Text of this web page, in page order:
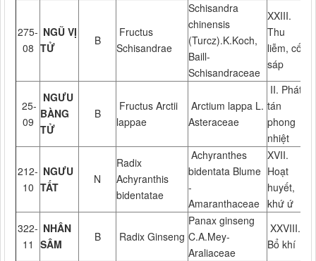
275-
08
NGŨ VỊ
TỬ
B
Fructus
Schisandrae
Schisandra
chinensis
(Turcz).K.Koch,
Baill-
Schisandraceae
XXIII.
Thu
liễm, cố
sáp
25-
09
NGƯU
BÀNG
TỬ
B
Fructus Arctii
lappae
Arctium lappa L.
Asteraceae
II. Phát
tán
phong
nhiệt
212-
10
NGƯU
TẤT
N
Radix
Achyranthis
bidentatae
Achyranthes
bidentata Blume
-
Amaranthaceae
XVII.
Hoạt
huyết,
khứ ứ
322-
11
NHÂN
SÂM
B Radix Ginseng
Panax ginseng
C.A.Mey-
Araliaceae
XXVIII.
Bổ khí